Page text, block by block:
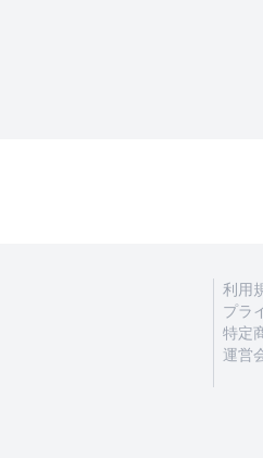
利用
プラ
特定
運営